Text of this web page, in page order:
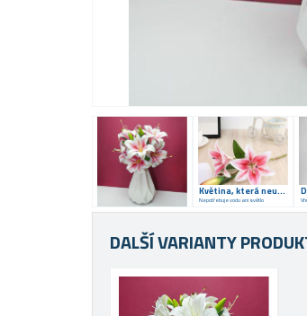
Květina, která neuvadne
Nepotřebuje vodu ani světlo
DALŠÍ VARIANTY